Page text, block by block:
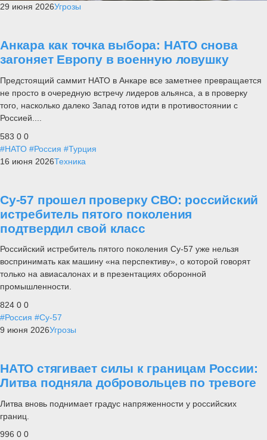
29 июня 2026Угрозы
Анкара как точка выбора: НАТО снова
загоняет Европу в военную ловушку
Предстоящий саммит НАТО в Анкаре все заметнее превращается
не просто в очередную встречу лидеров альянса, а в проверку
того, насколько далеко Запад готов идти в противостоянии с
Россией....
583 0 0
#НАТО #Россия #Турция
16 июня 2026Техника
Су-57 прошел проверку СВО: российский
истребитель пятого поколения
подтвердил свой класс
Российский истребитель пятого поколения Су-57 уже нельзя
воспринимать как машину «на перспективу», о которой говорят
только на авиасалонах и в презентациях оборонной
промышленности.
824 0 0
#Россия #Су-57
9 июня 2026Угрозы
НАТО стягивает силы к границам России:
Литва подняла добровольцев по тревоге
Литва вновь поднимает градус напряженности у российских
границ.
996 0 0